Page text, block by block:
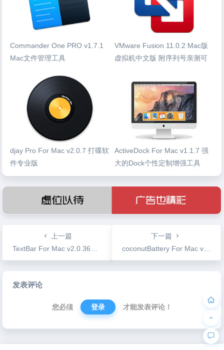
Commander One PRO v1.7.1
Mac文件管理工具
VMware Fusion 11.0.2 Mac版
虚拟机中文版 附序列号亲测可
djay Pro For Mac v2.0.7 打碟软
件专业版
ActiveDock For Mac v1.1.7 强
大的Dock个性定制增强工具
上一篇
TextBar For Mac v2.0.362 顶部菜单栏显示统计信息
下一篇
coconutBattery For Mac v3.5.1 Mac电池管理工具
发表评论
您必须 登录 才能发表评论！